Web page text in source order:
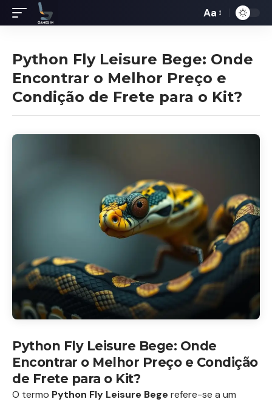
fontes
Aa
Python Fly Leisure Bege: Onde
Encontrar o Melhor Preço e
Condição de Frete para o Kit?
Python Fly Leisure Bege: Onde
Encontrar o Melhor Preço e Condição
de Frete para o Kit?
O termo Python Fly Leisure Bege refere-se a um